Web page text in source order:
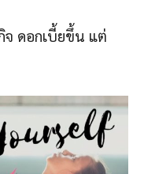
จ ดอกเบี้ยขึ้น แต่